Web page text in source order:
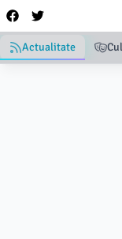
Actualitate